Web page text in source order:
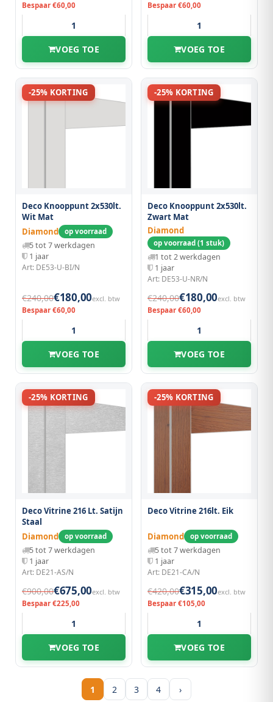
Bespaar €60,00
VOEG TOE
Bespaar €60,00
VOEG TOE
-25% KORTING
Deco Knooppunt 2x530lt.
Wit Mat
Diamond
op voorraad
5 tot 7 werkdagen
1 jaar
Art: DE53-U-BI/N
€240,00€180,00excl. btw
Bespaar €60,00
VOEG TOE
-25% KORTING
Deco Knooppunt 2x530lt.
Zwart Mat
Diamond
op voorraad (1 stuk)
1 tot 2 werkdagen
1 jaar
Art: DE53-U-NR/N
€240,00€180,00excl. btw
Bespaar €60,00
VOEG TOE
-25% KORTING
Deco Vitrine 216 Lt. Satijn
Staal
Diamond
op voorraad
5 tot 7 werkdagen
1 jaar
Art: DE21-AS/N
€900,00€675,00excl. btw
Bespaar €225,00
VOEG TOE
-25% KORTING
Deco Vitrine 216lt. Eik
Diamond op voorraad
5 tot 7 werkdagen
1 jaar
Art: DE21-CA/N
€420,00€315,00excl. btw
Bespaar €105,00
VOEG TOE
1 2 3 4 ›